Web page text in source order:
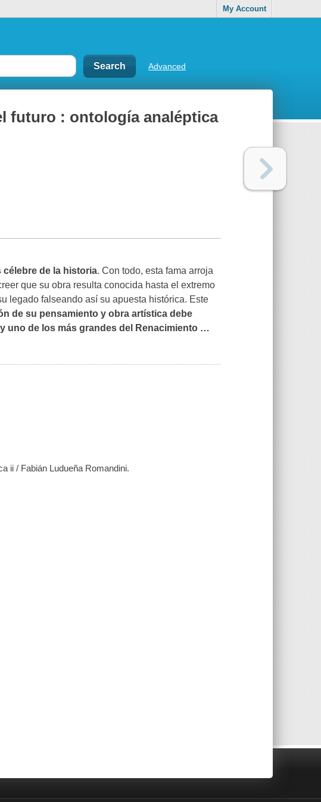
My Account
Advanced
futuro : ontología analéptica
de la historia. Con todo, esta fama arroja
que su obra resulta conocida hasta el extremo
legado falseando así su apuesta histórica. Este
de su pensamiento y obra artística debe
uno de los más grandes del Renacimiento …
ii / Fabián Ludueña Romandini.